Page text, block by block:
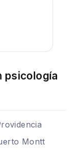
psicología
Montt